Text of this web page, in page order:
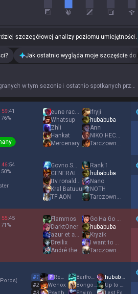
szczegółowej analizy poziomu umiejętności.
Jak ostatnio wygląda moje szczęście do
w tym sezonie i ostatnio spotkanych
59:41
76%
eune racecar
Whatsup
Zhìì
Hankat
Mercenary
Ifryji
hubabuba
Ann
NIKO HECADREAM
TarczownikRoja
46:54
50%
Govno Smrdljivo
GENERAL detdert
ttv ronaldoo
Kral Batuuu
TF AON
Rank 1
hubabuba
Nano
NOTH
TarczownikRoja
55:45
71 %
Flammos
DarktOner
azur et asmar
Dreilix
André the Giant
Go Ha Go Ha
hubabuba
Kryzik
I want to be at
TarczownikRoja
)
#1 P
#2 Wehox
#3